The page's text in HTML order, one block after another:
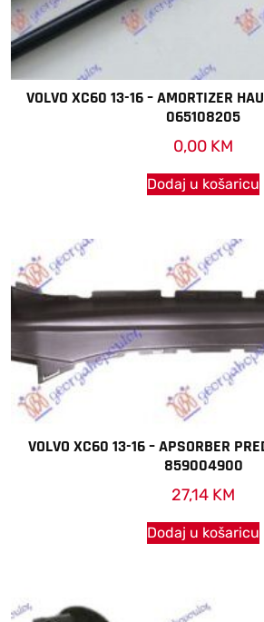
VOLVO XC60 13-16 – AMORTIZER
065108205
0,00 KM
Dodaj u košaricu
VOLVO XC60 13-16 – APSORBER
859004900
27,14 KM
Dodaj u košaricu